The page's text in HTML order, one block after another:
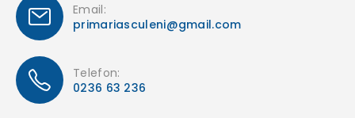
Email:
primariasculeni@gmail.com
Telefon:
0236 63 236